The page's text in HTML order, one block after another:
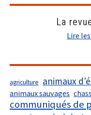
La
Lire
agriculture animaux
animaux sauvages
communiqués de